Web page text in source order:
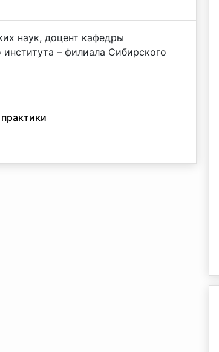
наук, доцент кафедры
института – филиала Сибирского